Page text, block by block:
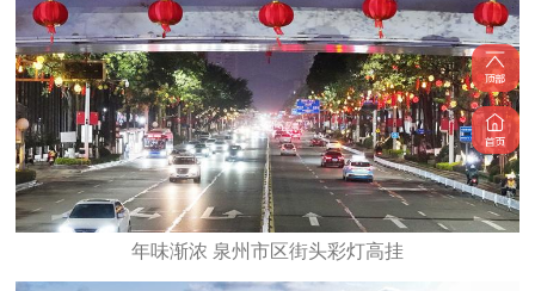
年味渐浓 泉州市区街头彩灯高挂